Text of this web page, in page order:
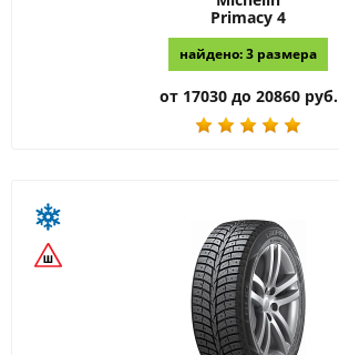
Primacy 4
найдено: 3 размера
от 17030 до 20860 руб.